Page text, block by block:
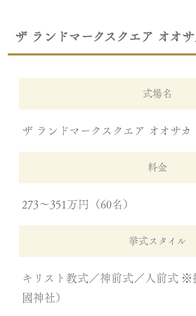
ザ ランドマークスクエア オオ
式場名
ザ ランドマークスクエア オオサカ
料金
273〜351万円（60名）
挙式スタイル
キリスト教式／神前式／人前式 ※
國神社）